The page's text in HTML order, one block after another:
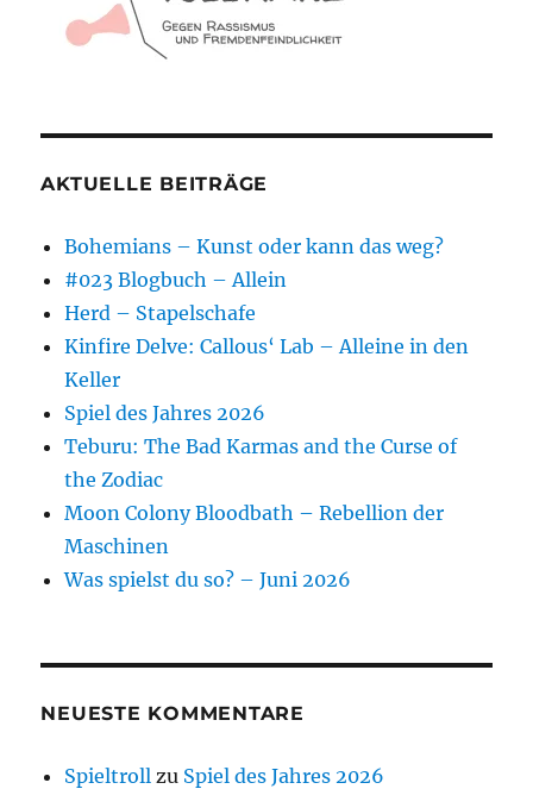
AKTUELLE BEITRÄGE
Bohemians – Kunst oder kann das weg?
#023 Blogbuch – Allein
Herd – Stapelschafe
Kinfire Delve: Callous‘ Lab – Alleine in den
Keller
Spiel des Jahres 2026
Teburu: The Bad Karmas and the Curse of
the Zodiac
Moon Colony Bloodbath – Rebellion der
Maschinen
Was spielst du so? – Juni 2026
NEUESTE KOMMENTARE
Spieltroll zu Spiel des Jahres 2026